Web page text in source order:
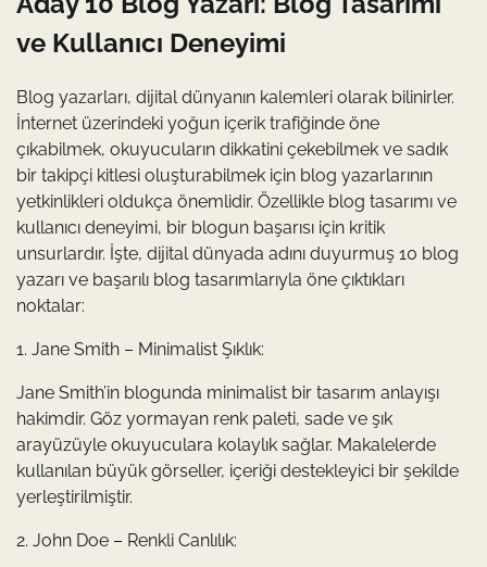
ve Kullanıcı Deneyimi
Blog yazarları, dijital dünyanın kalemleri olarak bilinirler.
İnternet üzerindeki yoğun içerik trafiğinde öne
çıkabilmek, okuyucuların dikkatini çekebilmek ve sadık
bir takipçi kitlesi oluşturabilmek için blog yazarlarının
yetkinlikleri oldukça önemlidir. Özellikle blog tasarımı ve
kullanıcı deneyimi, bir blogun başarısı için kritik
unsurlardır. İşte, dijital dünyada adını duyurmuş 10 blog
yazarı ve başarılı blog tasarımlarıyla öne çıktıkları
noktalar:
1. Jane Smith – Minimalist Şıklık:
Jane Smith’in blogunda minimalist bir tasarım anlayışı
hakimdir. Göz yormayan renk paleti, sade ve şık
arayüzüyle okuyuculara kolaylık sağlar. Makalelerde
kullanılan büyük görseller, içeriği destekleyici bir şekilde
yerleştirilmiştir.
2. John Doe – Renkli Canlılık: